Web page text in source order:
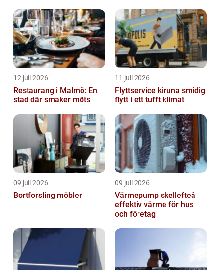
12 juli 2026
Restaurang i Malmö: En
stad där smaker möts
11 juli 2026
Flyttservice kiruna smidig
flytt i ett tufft klimat
09 juli 2026
Bortforsling möbler
09 juli 2026
Värmepump skellefteå
effektiv värme för hus
och företag